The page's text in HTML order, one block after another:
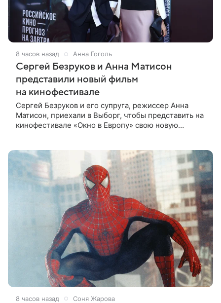
8 часов назад Анна Гоголь
Сергей Безруков и Анна Матисон
представили новый фильм
на кинофестивале
Сергей Безруков и его супруга, режиссер Анна
Матисон, приехали в Выборг, чтобы представить на
кинофестивале «Окно в Европу» свою новую
8 часов назад Соня Жарова